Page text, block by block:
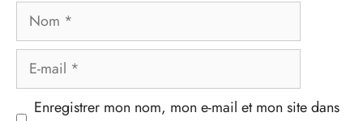
Nom
Enregistrer mon nom, mon e-mail et mon site dans